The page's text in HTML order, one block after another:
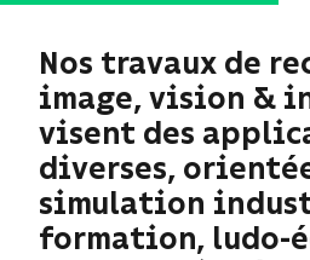
Nos travaux de
image, vision &
visent des
diverses,
simulation
formation, ludo-